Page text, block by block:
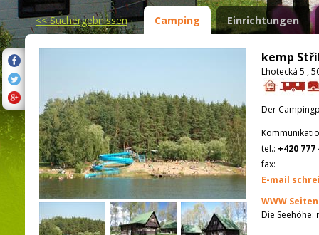
<<Suchergebnissen Camping Einrichtungen
kemp
Lhotecká 5 ,
Der
tel.: +420 777
fax:
E-mail
WWW Seiten
Die Seehöhe: